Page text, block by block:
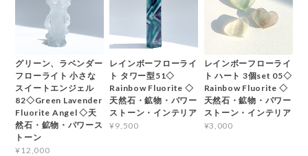
グリーン、ラベンダー
フローライト 小さな
スイートエンジェル
82◇Green Lavender
Fluorite Angel ◇天
然石・鉱物・パワース
トーン
¥12,000
レインボーフローライ
ト タワー型51◇
Rainbow Fluorite ◇
天然石・鉱物・パワー
ストーン・インテリア
¥9,500
レインボーフローライ
ト ハート 3個set 05◇
Rainbow Fluorite ◇
天然石・鉱物・パワー
ストーン・インテリア
¥3,000